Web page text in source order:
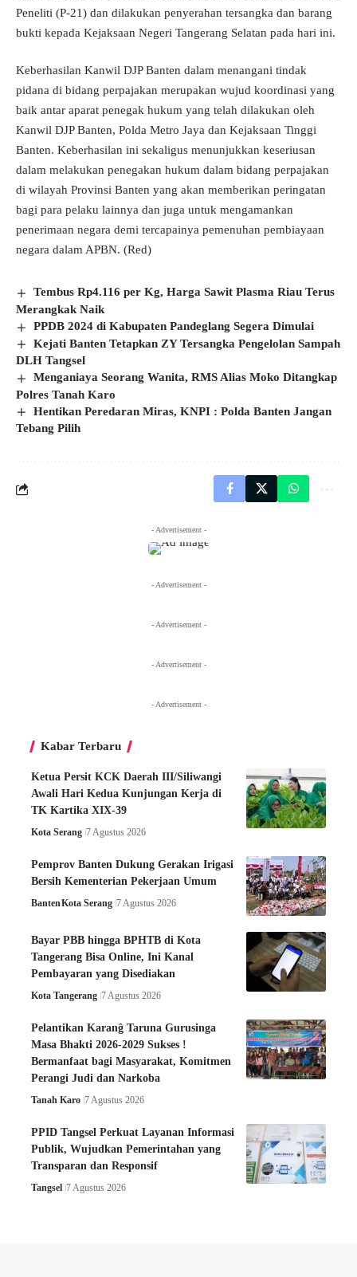
Peneliti (P-21) dan dilakukan penyerahan tersangka dan barang
bukti kepada Kejaksaan Negeri Tangerang Selatan pada hari ini.
Keberhasilan Kanwil DJP Banten dalam menangani tindak
pidana di bidang perpajakan merupakan wujud koordinasi yang
baik antar aparat penegak hukum yang telah dilakukan oleh
Kanwil DJP Banten, Polda Metro Jaya dan Kejaksaan Tinggi
Banten. Keberhasilan ini sekaligus menunjukkan keseriusan
dalam melakukan penegakan hukum dalam bidang perpajakan
di wilayah Provinsi Banten yang akan memberikan peringatan
bagi para pelaku lainnya dan juga untuk mengamankan
penerimaan negara demi tercapainya pemenuhan pembiayaan
negara dalam APBN. (Red)
Tembus Rp4.116 per Kg, Harga Sawit Plasma Riau Terus
Merangkak Naik
PPDB 2024 di Kabupaten Pandeglang Segera Dimulai
Kejati Banten Tetapkan ZY Tersangka Pengelolan Sampah
DLH Tangsel
Menganiaya Seorang Wanita, RMS Alias Moko Ditangkap
Polres Tanah Karo
Hentikan Peredaran Miras, KNPI : Polda Banten Jangan
Tebang Pilih
- Advertisement -
- Advertisement -
- Advertisement -
- Advertisement -
- Advertisement -
Kabar Terbaru
Ketua Persit KCK Daerah III/Siliwangi
Awali Hari Kedua Kunjungan Kerja di
TK Kartika XIX-39
Kota Serang 7 Agustus 2026
Pemprov Banten Dukung Gerakan Irigasi
Bersih Kementerian Pekerjaan Umum
BantenKota Serang 7 Agustus 2026
Bayar PBB hingga BPHTB di Kota
Tangerang Bisa Online, Ini Kanal
Pembayaran yang Disediakan
Kota Tangerang 7 Agustus 2026
Pelantikan Karanĝ Taruna Gurusinga
Masa Bhakti 2026-2029 Sukses !
Bermanfaat bagi Masyarakat, Komitmen
Perangi Judi dan Narkoba
Tanah Karo 7 Agustus 2026
PPID Tangsel Perkuat Layanan Informasi
Publik, Wujudkan Pemerintahan yang
Transparan dan Responsif
Tangsel 7 Agustus 2026